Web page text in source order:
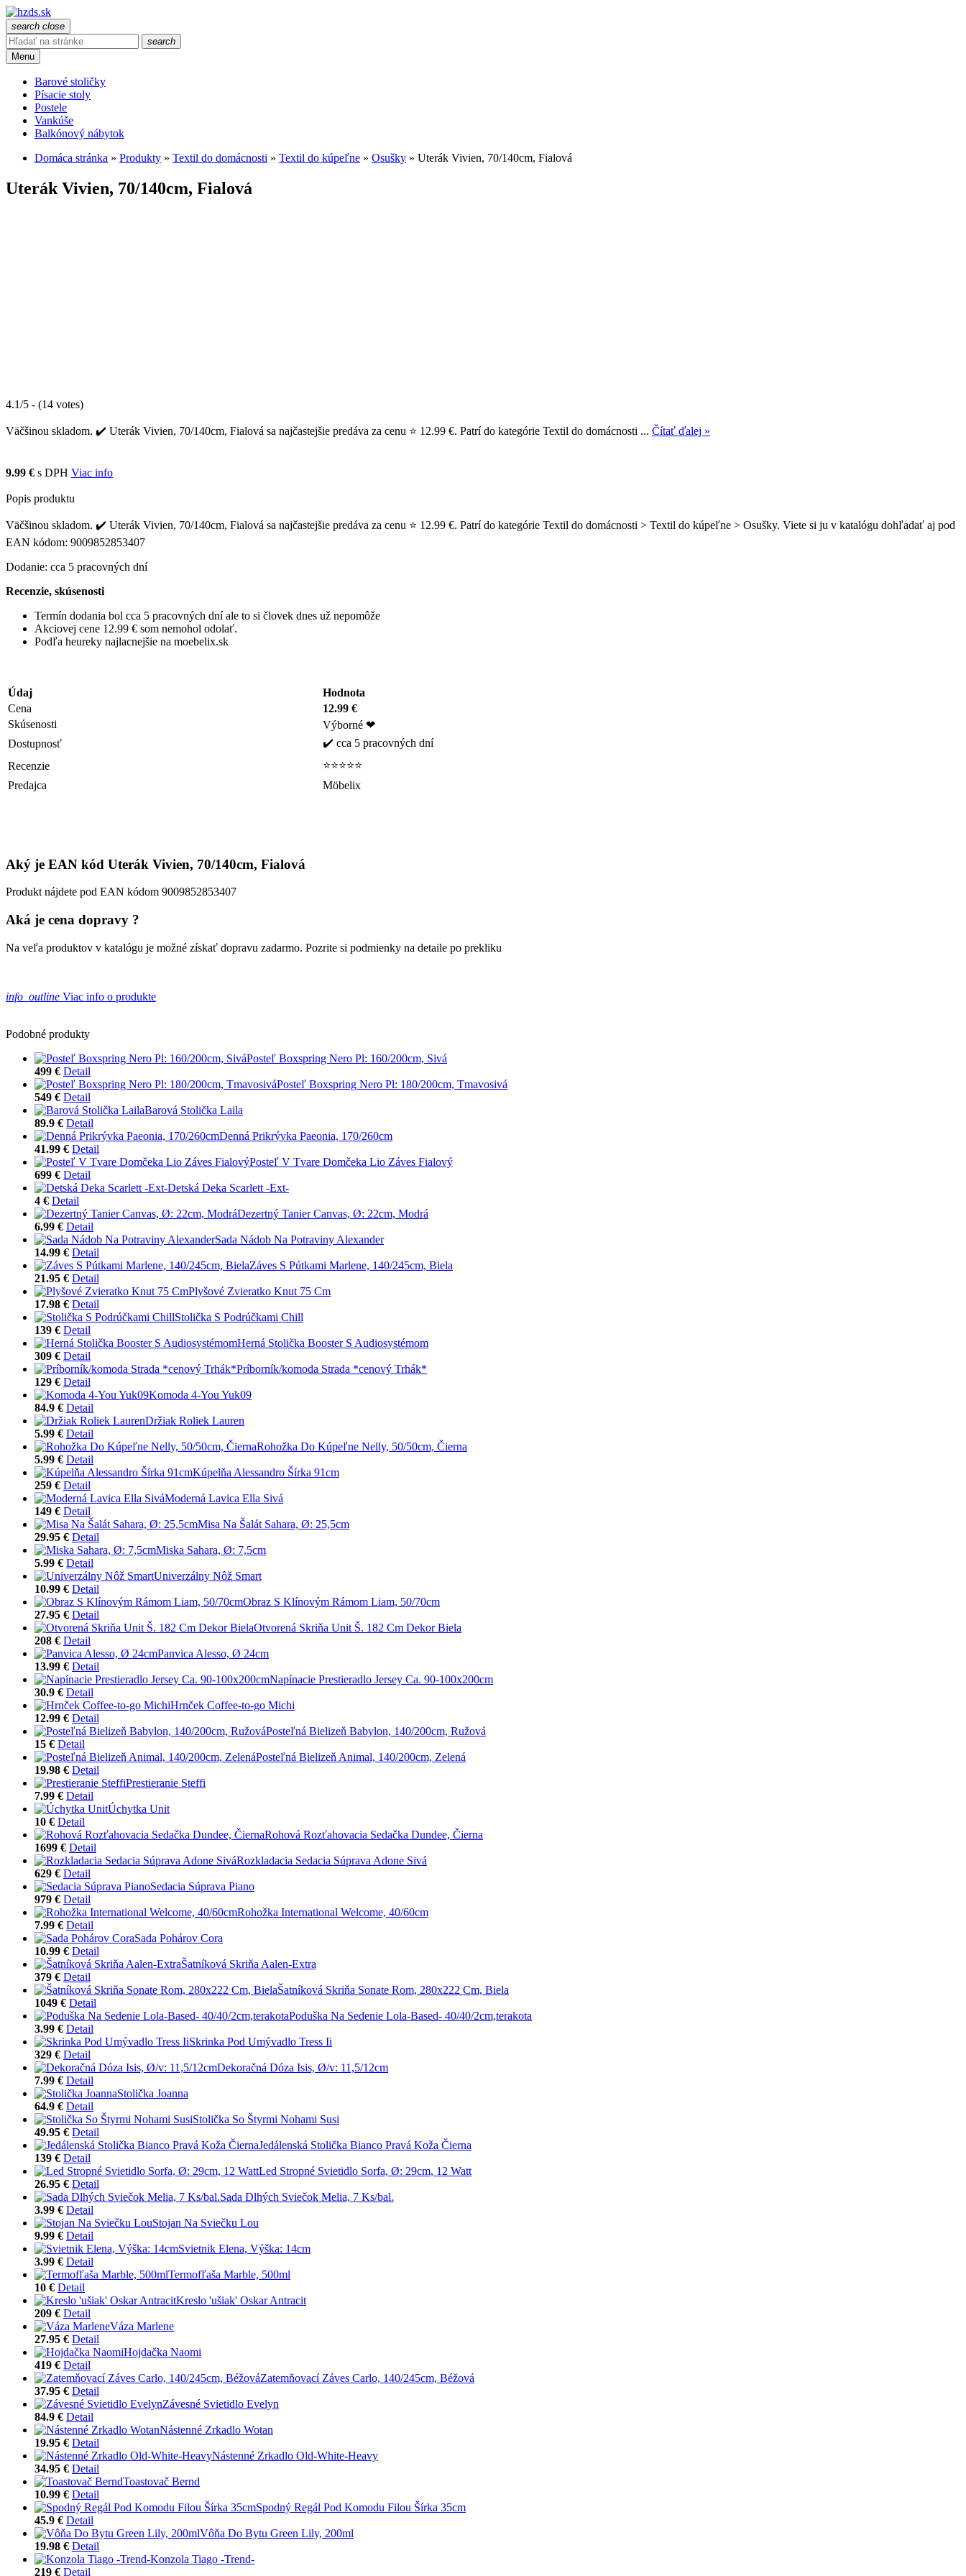
search close
search
Menu
Barové stoličky
Písacie stoly
Postele
Vankúše
Balkónový nábytok
Domáca stránka » Produkty » Textil do domácnosti » Textil do kúpeľne » Osušky » Uterák Vivien, 70/140cm, Fialová
Uterák Vivien, 70/140cm, Fialová
4.1/5 - (14 votes)
Väčšinou skladom. ✔️ Uterák Vivien, 70/140cm, Fialová sa najčastejšie predáva za cenu ⭐ 12.99 €. Patrí do kategórie Textil do domácnosti ... Čítať ďalej »
9.99 € s DPH Viac info
Popis produktu
Väčšinou skladom. ✔️ Uterák Vivien, 70/140cm, Fialová sa najčastejšie predáva za cenu ⭐ 12.99 €. Patrí do kategórie Textil do domácnosti > Textil do kúpeľne > Osušky. Viete si ju v katalógu dohľadať aj pod
EAN kódom: 9009852853407
Dodanie: cca 5 pracovných dní
Recenzie, skúsenosti
Termín dodania bol cca 5 pracovných dní ale to si človek dnes už nepomôže
Akciovej cene 12.99 € som nemohol odolať.
Podľa heureky najlacnejšie na moebelix.sk
Údaj
Hodnota
Cena
12.99 €
Skúsenosti
Výborné ❤
Dostupnosť
✔️ cca 5 pracovných dní
Recenzie
⭐⭐⭐⭐⭐
Predajca
Möbelix
Aký je EAN kód Uterák Vivien, 70/140cm, Fialová
Produkt nájdete pod EAN kódom 9009852853407
Aká je cena dopravy ?
Na veľa produktov v katalógu je možné získať dopravu zadarmo. Pozrite si podmienky na detaile po prekliku
info_outline Viac info o produkte
Podobné produkty
Posteľ Boxspring Nero Pl: 160/200cm, Sivá
499 € Detail
Posteľ Boxspring Nero Pl: 180/200cm, Tmavosivá
549 € Detail
Barová Stolička Laila
89.9 € Detail
Denná Prikrývka Paeonia, 170/260cm
41.99 € Detail
Posteľ V Tvare Domčeka Lio Záves Fialový
699 € Detail
Detská Deka Scarlett -Ext-
4 € Detail
Dezertný Tanier Canvas, Ø: 22cm, Modrá
6.99 € Detail
Sada Nádob Na Potraviny Alexander
14.99 € Detail
Záves S Pútkami Marlene, 140/245cm, Biela
21.95 € Detail
Plyšové Zvieratko Knut 75 Cm
17.98 € Detail
Stolička S Podrúčkami Chill
139 € Detail
Herná Stolička Booster S Audiosystémom
309 € Detail
Príborník/komoda Strada *cenový Trhák*
129 € Detail
Komoda 4-You Yuk09
84.9 € Detail
Držiak Roliek Lauren
5.99 € Detail
Rohožka Do Kúpeľne Nelly, 50/50cm, Čierna
5.99 € Detail
Kúpelňa Alessandro Šírka 91cm
259 € Detail
Moderná Lavica Ella Sivá
149 € Detail
Misa Na Šalát Sahara, Ø: 25,5cm
29.95 € Detail
Miska Sahara, Ø: 7,5cm
5.99 € Detail
Univerzálny Nôž Smart
10.99 € Detail
Obraz S Klínovým Rámom Liam, 50/70cm
27.95 € Detail
Otvorená Skriňa Unit Š. 182 Cm Dekor Biela
208 € Detail
Panvica Alesso, Ø 24cm
13.99 € Detail
Napínacie Prestieradlo Jersey Ca. 90-100x200cm
30.9 € Detail
Hrnček Coffee-to-go Michi
12.99 € Detail
Posteľná Bielizeň Babylon, 140/200cm, Ružová
15 € Detail
Posteľná Bielizeň Animal, 140/200cm, Zelená
19.98 € Detail
Prestieranie Steffi
7.99 € Detail
Úchytka Unit
10 € Detail
Rohová Rozťahovacia Sedačka Dundee, Čierna
1699 € Detail
Rozkladacia Sedacia Súprava Adone Sivá
629 € Detail
Sedacia Súprava Piano
979 € Detail
Rohožka International Welcome, 40/60cm
7.99 € Detail
Sada Pohárov Cora
10.99 € Detail
Šatníková Skriňa Aalen-Extra
379 € Detail
Šatníková Skriňa Sonate Rom, 280x222 Cm, Biela
1049 € Detail
Poduška Na Sedenie Lola-Based- 40/40/2cm,terakota
3.99 € Detail
Skrinka Pod Umývadlo Tress Ii
329 € Detail
Dekoračná Dóza Isis, Ø/v: 11,5/12cm
7.99 € Detail
Stolička Joanna
64.9 € Detail
Stolička So Štyrmi Nohami Susi
49.95 € Detail
Jedálenská Stolička Bianco Pravá Koža Čierna
139 € Detail
Led Stropné Svietidlo Sorfa, Ø: 29cm, 12 Watt
26.95 € Detail
Sada Dlhých Sviečok Melia, 7 Ks/bal.
3.99 € Detail
Stojan Na Sviečku Lou
9.99 € Detail
Svietnik Elena, Výška: 14cm
3.99 € Detail
Termofľaša Marble, 500ml
10 € Detail
Kreslo 'ušiak' Oskar Antracit
209 € Detail
Váza Marlene
27.95 € Detail
Hojdačka Naomi
419 € Detail
Zatemňovací Záves Carlo, 140/245cm, Béžová
37.95 € Detail
Závesné Svietidlo Evelyn
84.9 € Detail
Nástenné Zrkadlo Wotan
19.95 € Detail
Nástenné Zrkadlo Old-White-Heavy
34.95 € Detail
Toastovač Bernd
10.99 € Detail
Spodný Regál Pod Komodu Filou Šírka 35cm
45.9 € Detail
Vôňa Do Bytu Green Lily, 200ml
19.98 € Detail
Konzola Tiago -Trend-
219 € Detail